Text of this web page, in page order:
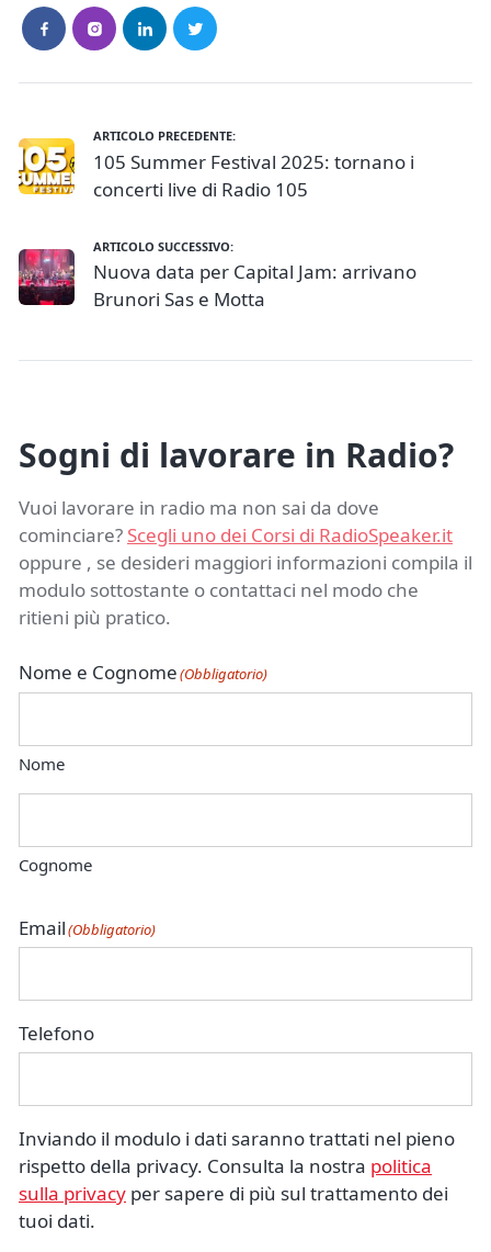
ARTICOLO PRECEDENTE:
105 Summer Festival 2025: tornano i
concerti live di Radio 105
ARTICOLO SUCCESSIVO:
Nuova data per Capital Jam: arrivano
Brunori Sas e Motta
Sogni di lavorare in Radio?
Vuoi lavorare in radio ma non sai da dove
cominciare? Scegli uno dei Corsi di RadioSpeaker.it
oppure , se desideri maggiori informazioni compila il
modulo sottostante o contattaci nel modo che
ritieni più pratico.
Nome e Cognome(Obbligatorio)
Nome
Cognome
Email(Obbligatorio)
Telefono
Inviando il modulo i dati saranno trattati nel pieno
rispetto della privacy. Consulta la nostra politica
sulla privacy per sapere di più sul trattamento dei
tuoi dati.